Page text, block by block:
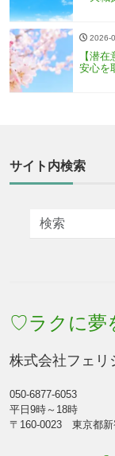
2026-
【潜
安心を
サイト内検索
♡ラクに夢
株式会社フェリ
050-6877-6053
平日9時～18時
〒160-0023 東京都新